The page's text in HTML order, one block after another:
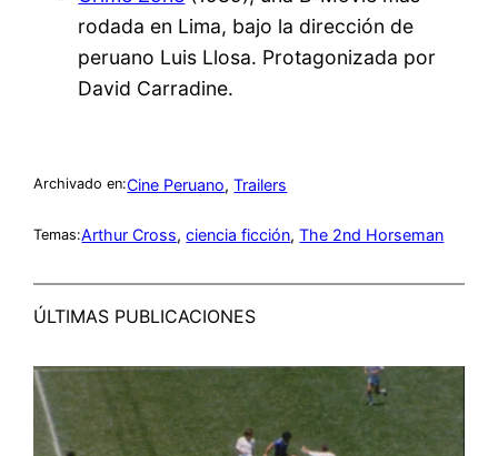
rodada en Lima, bajo la dirección de
peruano Luis Llosa. Protagonizada por
David Carradine.
Archivado en:Cine Peruano, Trailers
Temas:Arthur Cross, ciencia ficción, The 2nd Horseman
ÚLTIMAS PUBLICACIONES